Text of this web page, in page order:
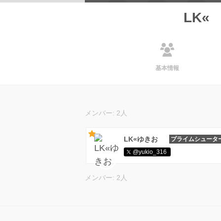
LK«
基本情報
メンバー: 2人
LK«ゆきお
プライムシュータ
@yukio_316
メンバー: 2人